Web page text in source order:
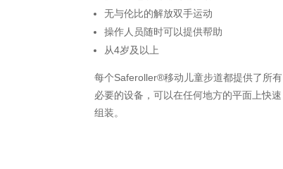
无与伦比的解放双手运动
操作人员随时可以提供帮助
从4岁及以上
每个Saferoller®移动儿童步道都提供了所有
必要的设备，可以在任何地方的平面上快速
组装。